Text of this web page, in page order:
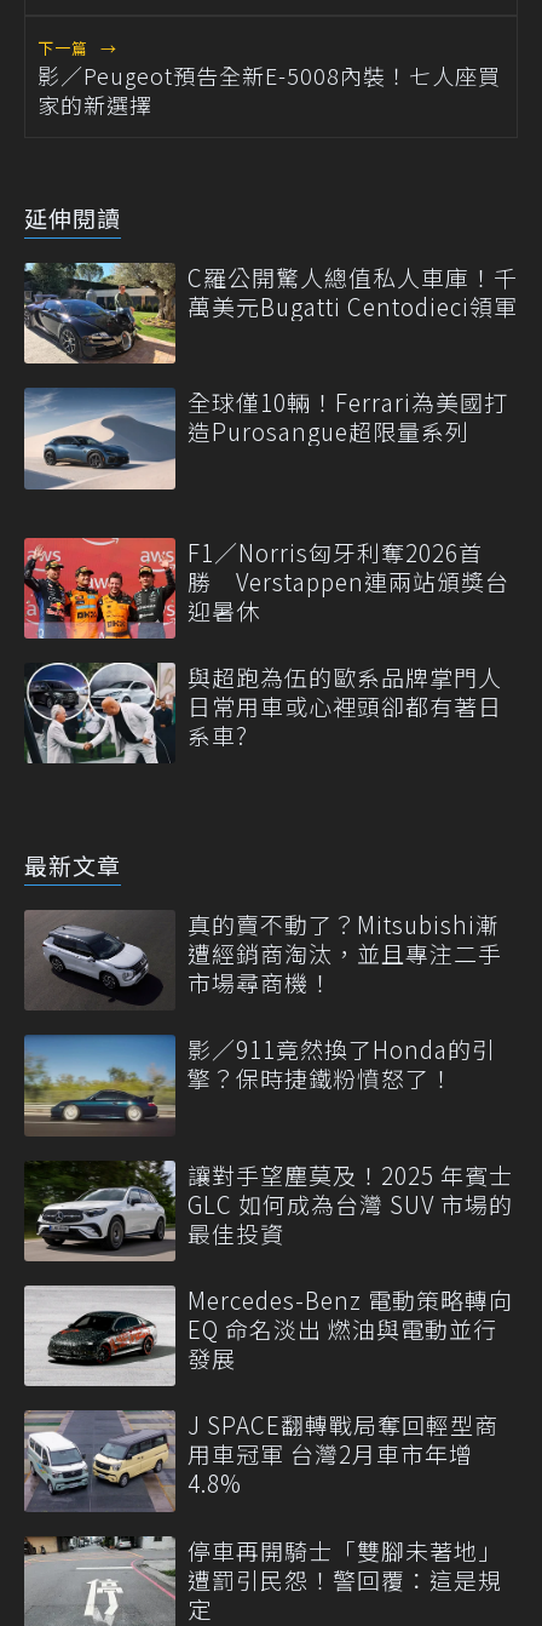
下一篇 →
影／Peugeot預告全新E-5008內裝！七人座買
家的新選擇
延伸閱讀
C羅公開驚人總值私人車庫！千
萬美元Bugatti Centodieci領軍
全球僅10輛！Ferrari為美國打
造Purosangue超限量系列
F1／Norris匈牙利奪2026首
勝 Verstappen連兩站頒獎台
迎暑休
與超跑為伍的歐系品牌掌門人
日常用車或心裡頭卻都有著日
系車?
最新文章
真的賣不動了？Mitsubishi漸
遭經銷商淘汰，並且專注二手
市場尋商機！
影／911竟然換了Honda的引
擎？保時捷鐵粉憤怒了！
讓對手望塵莫及！2025 年賓士
GLC 如何成為台灣 SUV 市場的
最佳投資
Mercedes-Benz 電動策略轉向
EQ 命名淡出 燃油與電動並行
發展
J SPACE翻轉戰局奪回輕型商
用車冠軍 台灣2月車市年增
4.8%
停車再開騎士「雙腳未著地」
遭罰引民怨！警回覆：這是規
定